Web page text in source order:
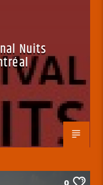
Nuits
0